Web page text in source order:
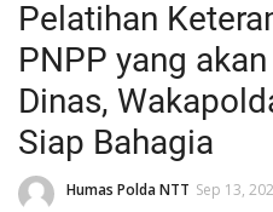
Binkam
Terms & Conditions
Reskrim
Lantas
Polisi Kita
Pelatihan
PNPP yang
Dinas,
Siap Bahagia
Humas Polda NTT Sep 13,